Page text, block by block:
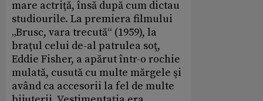
mare actriţă, însă după cum dictau
studiourile. La premiera filmului
„Brusc, vara trecută“ (1959), la
braţul celui de-al patrulea soţ,
Eddie Fisher, a apărut într-o rochie
mulată, cusută cu multe mărgele şi
având ca accesorii la fel de multe